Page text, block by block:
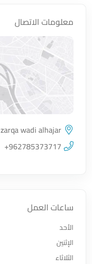
معلومات الاتصال
اضغط لتحميل الموقع
zarqa wadi alhajar
+962785373717
ساعات العمل
الأحد
الإثنين
الثلاثاء